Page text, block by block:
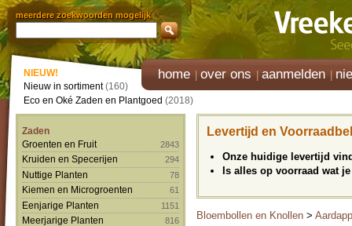
meerdere zoekwoorden mogelijk
home over ons aanmelden
NIEUW!
Nieuw in sortiment(160)
Eco en Oké Zaden en Plantgoed (2018)
Zaden
Groenten en Fruit
2843
Kruiden en Specerijen 294
Nuttige Planten 78
Kiemen en Microgroenten 61
Eenjarige Planten 1151
Meerjarige Planten 816
Levertijd en
Onze huidige levertijd
Is alles op voorraad wat
Bloembollen en Knollen >